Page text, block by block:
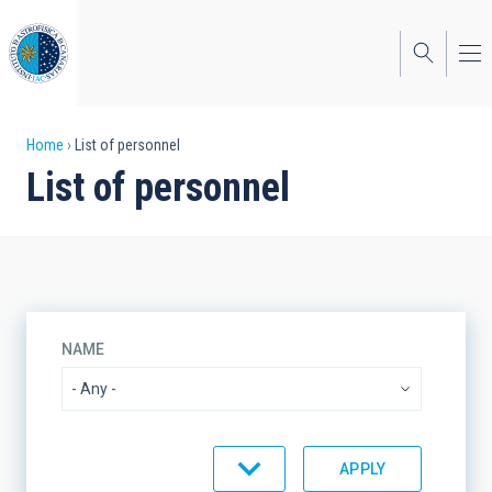
to
main
content
Breadcrumb
Home List of personnel
List of personnel
NAME